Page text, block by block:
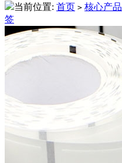
当前位置: 首页 > 核心产品
签